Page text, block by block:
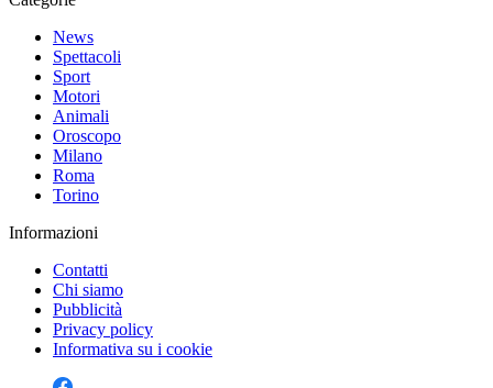
News
Spettacoli
Sport
Motori
Animali
Oroscopo
Milano
Roma
Torino
Informazioni
Contatti
Chi siamo
Pubblicità
Privacy policy
Informativa su i cookie